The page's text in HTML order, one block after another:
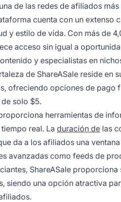
de las redes de afiliados
cuenta con un extenso
y estilo de vida. Con más de
acceso sin igual a
y especialistas en
de ShareASale reside
ofreciendo opciones de pago
solo $5.
herramientas de
real. La duración de las
da a los afiliados una
avanzadas como feeds de
ShareASale
siendo una opción atractiva